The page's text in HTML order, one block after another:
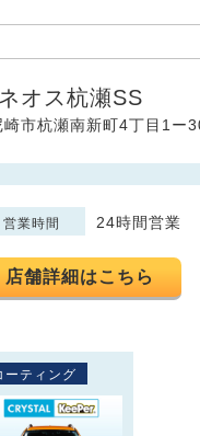
オス杭瀬SS
市杭瀬南新町4丁目1ー
営業時間 24時間営業
店舗詳細はこちら
ーティング